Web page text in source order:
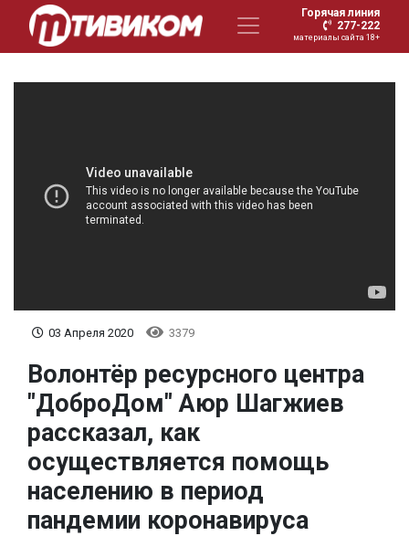
Горячая линия
277-222
материалы сайта 18+
03 Апреля 2020 3379
Волонтёр ресурсного центра
"ДоброДом" Аюр Шагжиев
рассказал, как
осуществляется помощь
населению в период
пандемии коронавируса